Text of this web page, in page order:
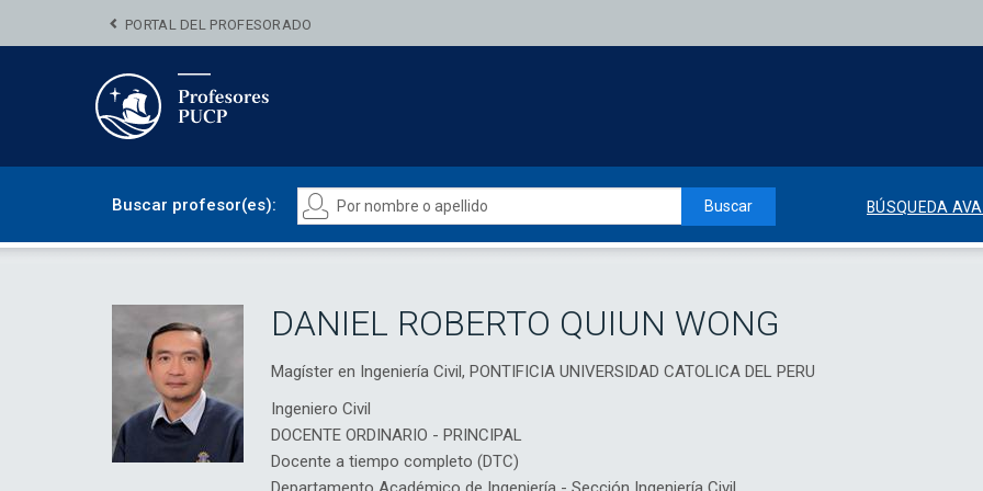
PORTAL DEL PROFESORADO
Buscar profesor(es): Buscar BÚSQUEDA
DANIEL ROBERTO QUIUN WONG
Magíster en Ingeniería Civil, PONTIFICIA UNIVERSIDAD CATOLICA DEL PERU
Ingeniero Civil
DOCENTE ORDINARIO - PRINCIPAL
Docente a tiempo completo (DTC)